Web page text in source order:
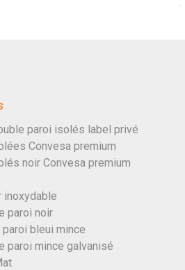
paroi isolés label privé
Convesa premium
noir Convesa premium
inoxydable
paroi noir
bleui mince
paroi mince galvanisé